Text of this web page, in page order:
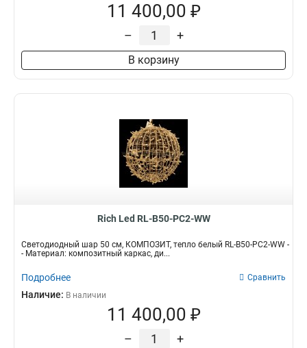
11 400,00 ₽
– +
В корзину
Rich Led RL-B50-PC2-WW
Светодиодный шар 50 см, КОМПОЗИТ, тепло белый RL-B50-PC2-WW -
- Материал: композитный каркас, ди...
Подробнее Сравнить
Наличие: В наличии
11 400,00 ₽
– +